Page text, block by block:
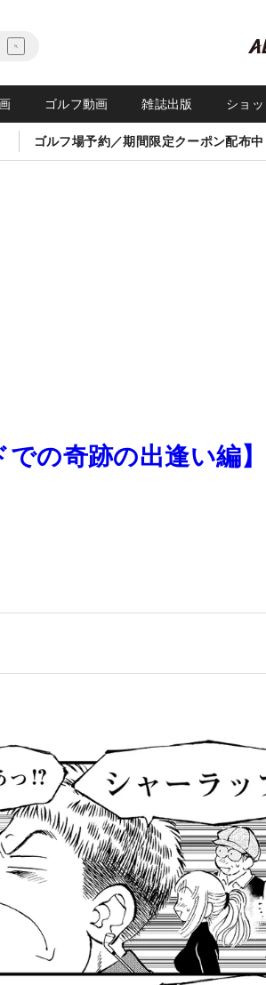
ゴルフ動画 雑誌出版 ショ
ゴルフ場予約／期間限定クーポン配布中
の奇跡の出逢い編